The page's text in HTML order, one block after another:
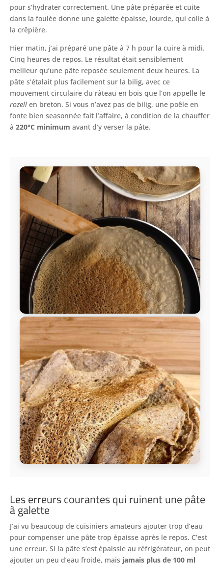
pour s’hydrater correctement. Une pâte préparée et cuite
dans la foulée donne une galette épaisse, lourde, qui colle à
la crêpière.
Hier matin, j’ai préparé une pâte à 7 h pour la cuire à midi.
Cinq heures de repos. Le résultat était sensiblement
meilleur qu’une pâte reposée seulement deux heures. La
pâte s’étalait plus facilement sur la bilig, avec ce
mouvement circulaire du râteau en bois que l’on appelle le
rozell en breton. Si vous n’avez pas de bilig, une poêle en
fonte bien seasonnée fait l’affaire, à condition de la chauffer
à 220°C minimum avant d’y verser la pâte.
Les erreurs courantes qui ruinent une pâte
à galette
J’ai vu beaucoup de cuisiniers amateurs ajouter trop d’eau
pour compenser une pâte trop épaisse après le repos. C’est
une erreur. Si la pâte s’est épaissie au réfrigérateur, on peut
ajouter un peu d’eau froide, mais jamais plus de 100 ml